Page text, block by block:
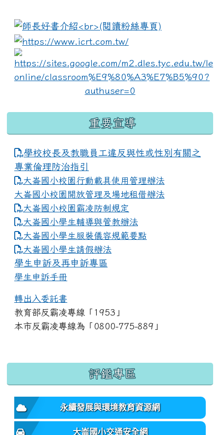
link to https://
重要宣導
學校校長及教職員工違反與性或性別有關之
專業倫理防治指引
大崙國小校園行動載具使用管理辦法
大崙國小校園開放管理及場地租借辦法
大崙國小校園霸凌防制規定
大崙國小學生輔導與管教辦法
大崙國小學生服裝儀容規範要點
link to https://www.dles.tyc.edu.tw/uploads/
大崙國小學生請假辦法
學生申訴及再申訴專區
學生申訴手冊
轉出入委託書
教育部反霸凌專線「1953」
本市反霸凌專線為「0800-775-889」
:::
評鑑專區
永續發展與環境教育資源網
大崙國小交通安全網